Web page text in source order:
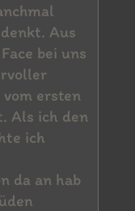
Aus
bei uns
ersten
Als ich den
ich
da an hab